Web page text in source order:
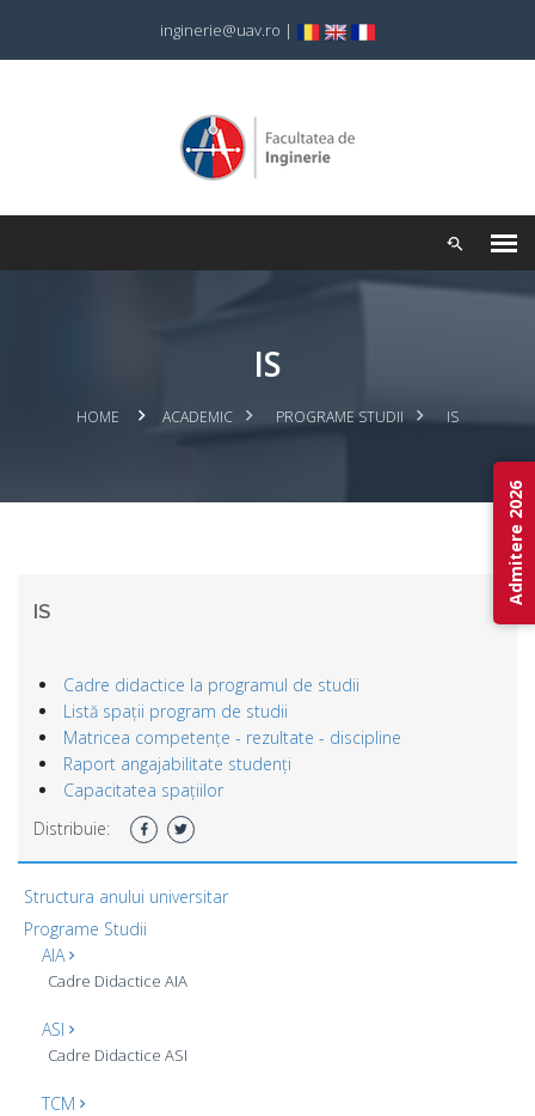
inginerie@uav.ro |
IS
HOME ACADEMIC PROGRAME STUDII IS
IS
Cadre didactice la programul de studii
Listă spații program de studii
Matricea competențe - rezultate - discipline
Raport angajabilitate studenți
Capacitatea spațiilor
Distribuie:
Structura anului universitar
Programe Studii
AIA
Cadre Didactice AIA
ASI
Cadre Didactice ASI
TCM
Admitere 2026